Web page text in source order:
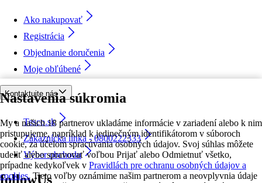
Nastavenia súkromia
My a našich 18 partnerov ukladáme informácie v zariadení alebo k nim
pristupujeme, napríklad k jedinečným identifikátorom v súboroch
cookie, za účelom spracúvania osobných údajov. Svoj súhlas môžete
udeliť alebo spravovať voľbou Prijať alebo Odmietnuť všetko,
prípadne kedykoľvek v Pravidlách pre ochranu osobných údajov a
cookies. Tieto voľby oznámime našim partnerom a neovplyvnia údaje
Ako nakupovať
Registrácia
Objednanie doručenia
Moje obľúbené
Kontaktujte nás
Tesco.sk
Zákaznícka linka - 0800222333
Výber obchodu
followUs